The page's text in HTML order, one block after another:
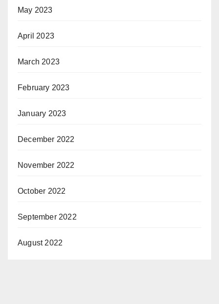
May 2023
April 2023
March 2023
February 2023
January 2023
December 2022
November 2022
October 2022
September 2022
August 2022